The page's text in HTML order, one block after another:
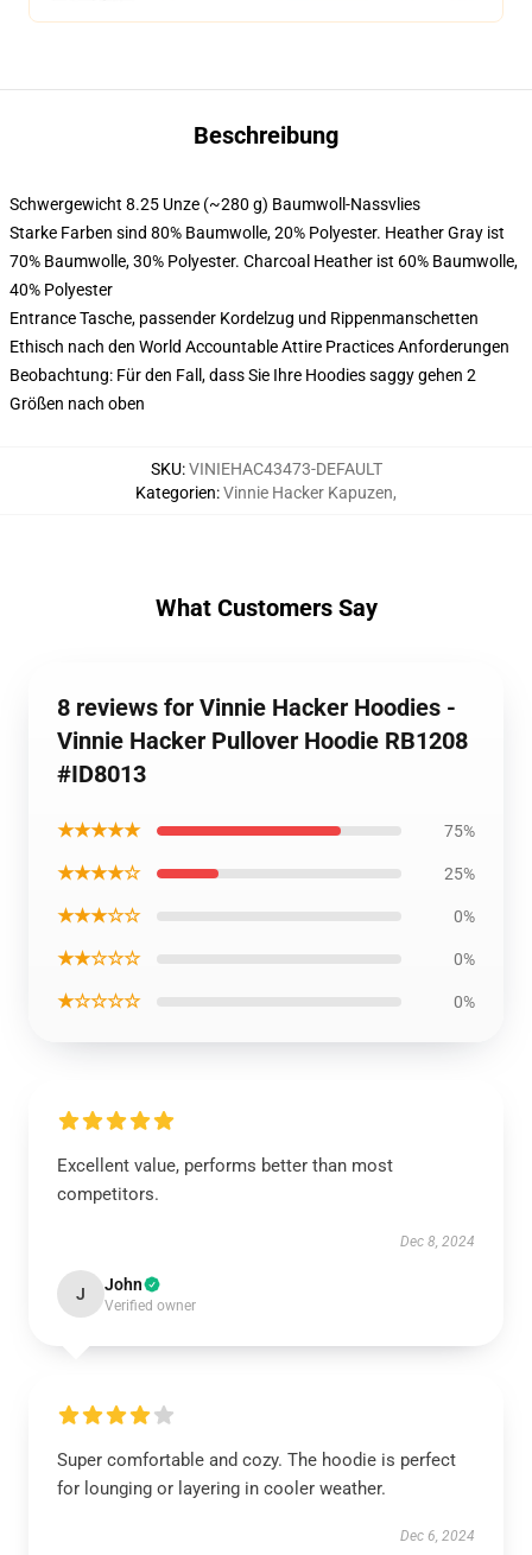
Beschreibung
Schwergewicht 8.25 Unze (~280 g) Baumwoll-Nassvlies
Starke Farben sind 80% Baumwolle, 20% Polyester. Heather Gray ist
70% Baumwolle, 30% Polyester. Charcoal Heather ist 60% Baumwolle,
40% Polyester
Entrance Tasche, passender Kordelzug und Rippenmanschetten
Ethisch nach den World Accountable Attire Practices Anforderungen
Beobachtung: Für den Fall, dass Sie Ihre Hoodies saggy gehen 2
Größen nach oben
SKU:VINIEHAC43473-DEFAULT
Kategorien:Vinnie Hacker Kapuzen,
What Customers Say
8 reviews for Vinnie Hacker Hoodies -
Vinnie Hacker Pullover Hoodie RB1208
#ID8013
★★★★★ 75%
★★★★☆ 25%
★★★☆☆ 0%
★★☆☆☆ 0%
★☆☆☆☆ 0%
Excellent value, performs better than most
competitors.
Dec 8, 2024
J John
Verified owner
Super comfortable and cozy. The hoodie is perfect
for lounging or layering in cooler weather.
Dec 6, 2024